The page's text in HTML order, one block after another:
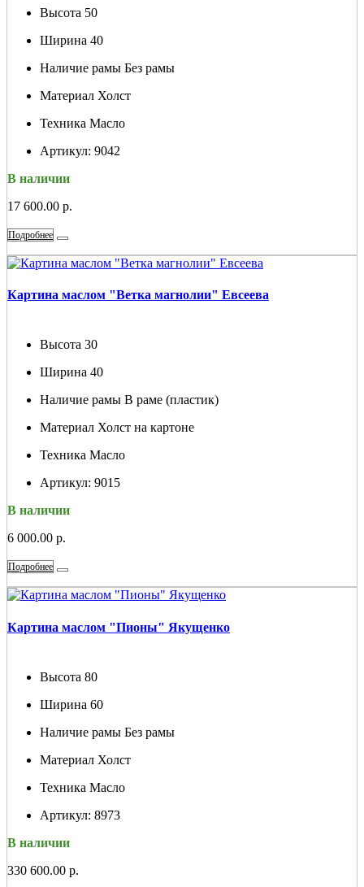
Высота 50
Ширина 40
Наличие рамы Без рамы
Материал Холст
Техника Масло
Артикул: 9042
В наличии
17 600.00 р.
Подробнее
Картина маслом "Ветка магнолии" Евсеева
Высота 30
Ширина 40
Наличие рамы В раме (пластик)
Материал Холст на картоне
Техника Масло
Артикул: 9015
В наличии
6 000.00 р.
Подробнее
Картина маслом "Пионы" Якущенко
Высота 80
Ширина 60
Наличие рамы Без рамы
Материал Холст
Техника Масло
Артикул: 8973
В наличии
330 600.00 р.